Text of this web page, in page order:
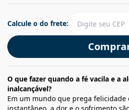
Calcule o do frete:
O que fazer quando a fé vacila e a
inalcançável?
Em um mundo que prega felicidade